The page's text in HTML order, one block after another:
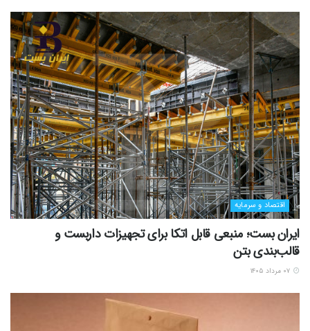
اقتصاد و سرمایه
ایران بست؛ منبعی قابل اتکا برای تجهیزات داربست و
قالب‌بندی بتن